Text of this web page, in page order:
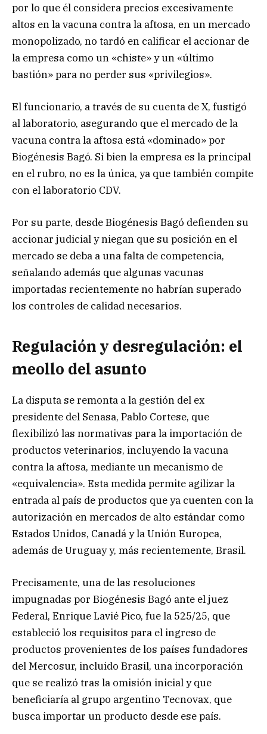
por lo que él considera precios excesivamente
altos en la vacuna contra la aftosa, en un mercado
monopolizado, no tardó en calificar el accionar de
la empresa como un «chiste» y un «último
bastión» para no perder sus «privilegios».
El funcionario, a través de su cuenta de X, fustigó
al laboratorio, asegurando que el mercado de la
vacuna contra la aftosa está «dominado» por
Biogénesis Bagó. Si bien la empresa es la principal
en el rubro, no es la única, ya que también compite
con el laboratorio CDV.
Por su parte, desde Biogénesis Bagó defienden su
accionar judicial y niegan que su posición en el
mercado se deba a una falta de competencia,
señalando además que algunas vacunas
importadas recientemente no habrían superado
los controles de calidad necesarios.
Regulación y desregulación: el
meollo del asunto
La disputa se remonta a la gestión del ex
presidente del Senasa, Pablo Cortese, que
flexibilizó las normativas para la importación de
productos veterinarios, incluyendo la vacuna
contra la aftosa, mediante un mecanismo de
«equivalencia». Esta medida permite agilizar la
entrada al país de productos que ya cuenten con la
autorización en mercados de alto estándar como
Estados Unidos, Canadá y la Unión Europea,
además de Uruguay y, más recientemente, Brasil.
Precisamente, una de las resoluciones
impugnadas por Biogénesis Bagó ante el juez
Federal, Enrique Lavié Pico, fue la 525/25, que
estableció los requisitos para el ingreso de
productos provenientes de los países fundadores
del Mercosur, incluido Brasil, una incorporación
que se realizó tras la omisión inicial y que
beneficiaría al grupo argentino Tecnovax, que
busca importar un producto desde ese país.